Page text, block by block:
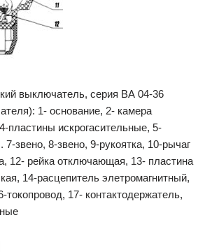
выключатель, серия ВА 04-36
1- основание, 2- камера
пластины искрогасительные, 5-
звено, 8-звено, 9-рукоятка, 10-рычаг
12- рейка отключающая, 13- пластина
14-расцепитель элетромагнитный,
токопровод, 17- контактодержатель,